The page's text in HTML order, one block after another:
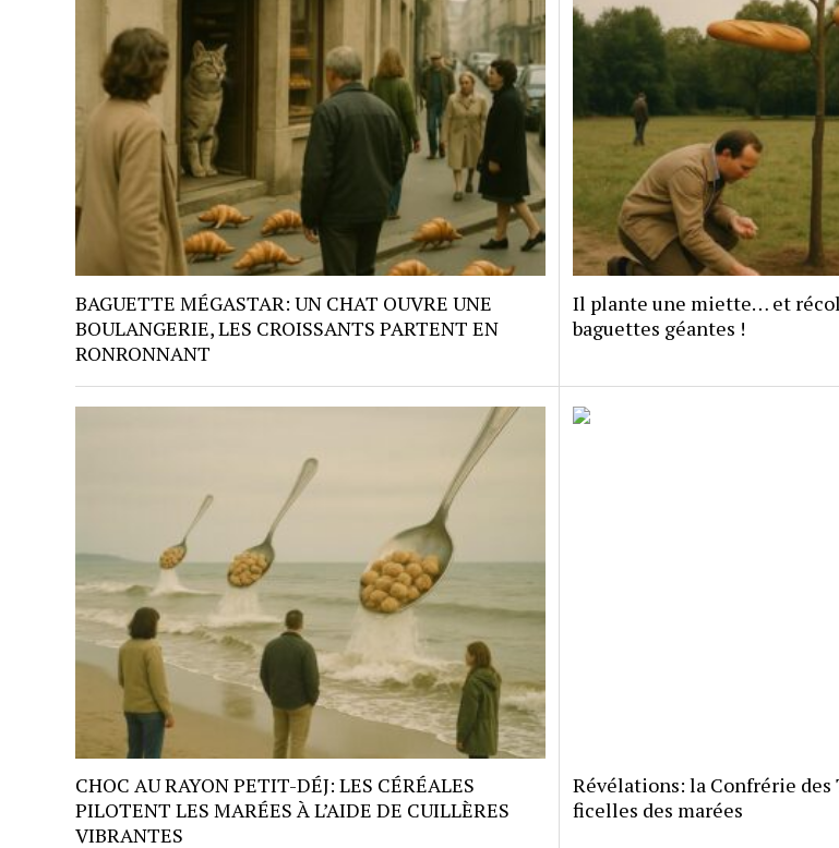
BAGUETTE MÉGASTAR: UN CHAT OUVRE UNE
BOULANGERIE, LES CROISSANTS PARTENT EN
RONRONNANT
Il plante une miette… et
baguettes géantes !
CHOC AU RAYON PETIT-DÉJ: LES CÉRÉALES
PILOTENT LES MARÉES À L’AIDE DE CUILLÈRES
VIBRANTES
Révélations: la Confrérie
ficelles des marées